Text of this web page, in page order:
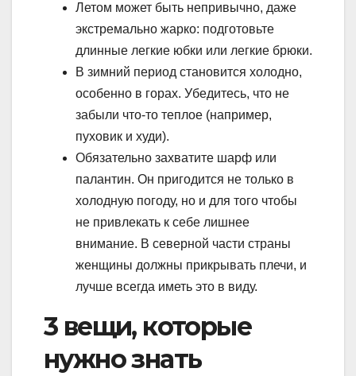
Летом может быть непривычно, даже
экстремально жарко: подготовьте
длинные легкие юбки или легкие брюки.
В зимний период становится холодно,
особенно в горах. Убедитесь, что не
забыли что-то теплое (например,
пуховик и худи).
Обязательно захватите шарф или
палантин. Он пригодится не только в
холодную погоду, но и для того чтобы
не привлекать к себе лишнее
внимание. В северной части страны
женщины должны прикрывать плечи, и
лучше всегда иметь это в виду.
3 вещи, которые
нужно знать